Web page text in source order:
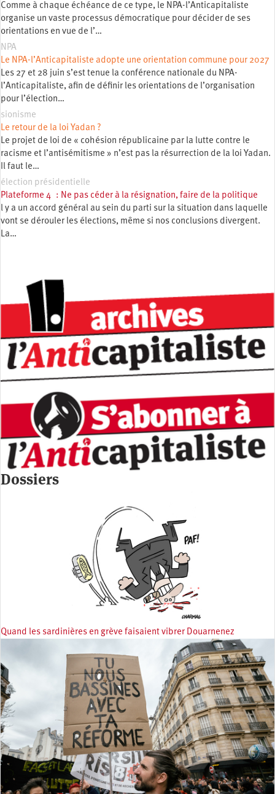
Comme à chaque échéance de ce type, le NPA-l’Anticapitaliste
organise un vaste processus démocratique pour décider de ses
orientations en vue de l’…
NPA
Le NPA-l’Anticapitaliste adopte une orientation commune pour 2027
Les 27 et 28 juin s’est tenue la conférence nationale du NPA-
l’Anticapitaliste, afin de définir les orientations de l’organisation
pour l’élection…
sionisme
Le retour de la loi Yadan ?
Le projet de loi de « cohésion républicaine par la lutte contre le
racisme et l’antisémitisme » n’est pas la résurrection de la loi Yadan.
Il faut le…
élection présidentielle
Plateforme 4 : Ne pas céder à la résignation, faire de la politique
l y a un accord général au sein du parti sur la situation dans laquelle
vont se dérouler les élections, même si nos conclusions divergent.
La…
Dossiers
Quand les sardinières en grève faisaient vibrer Douarnenez